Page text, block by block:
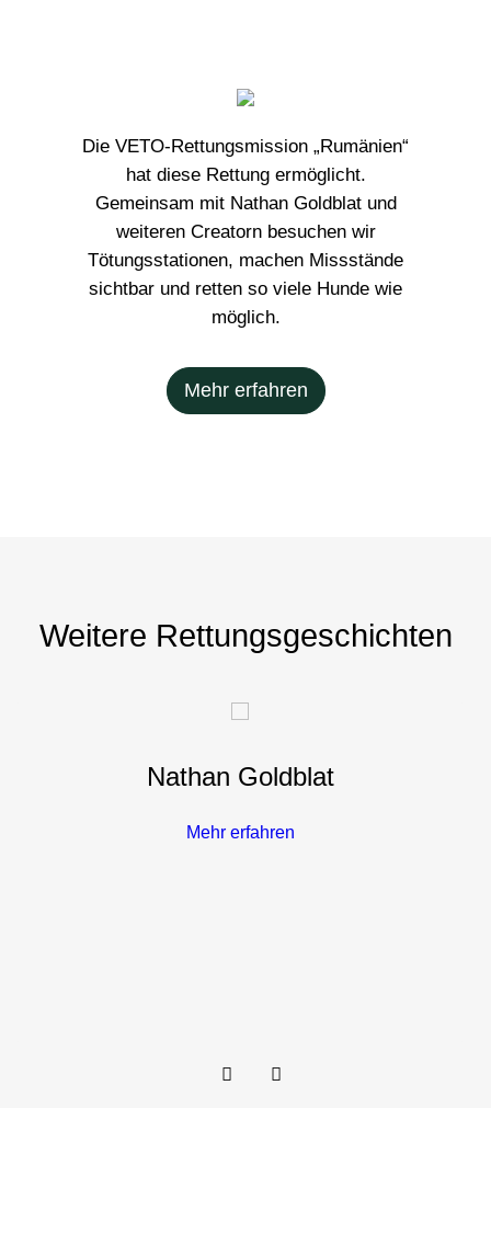
Die VETO-Rettungsmission „Rumänien“
hat diese Rettung ermöglicht.
Gemeinsam mit Nathan Goldblat und
weiteren Creatorn besuchen wir
Tötungsstationen, machen Missstände
sichtbar und retten so viele Hunde wie
möglich.
Mehr erfahren
Weitere Rettungsgeschichten
Nathan Goldblat
Mehr erfahren